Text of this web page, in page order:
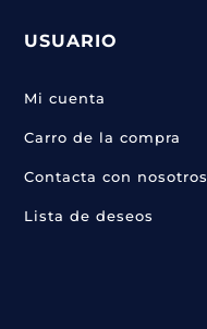
USUARIO
Mi cuenta
Carro de la compra
Contacta con nosotros
Lista de deseos